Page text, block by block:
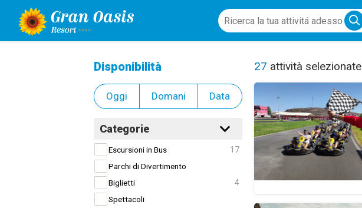
Avventura e Natura
Disponibilità
Oggi Domani Data
Categorie
Escursioni in Bus
17
Parchi di Divertimento
Biglietti
4
Spettacoli
Close menu
27 attività selezionate